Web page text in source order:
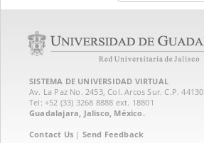
SISTEMA DE UNIVERSIDAD VIRTUAL
Av. La Paz No. 2453, Col. Arcos Sur. C.P. 44130
Tel: +52 (33) 3268 8888‏ ext. 18801
Guadalajara, Jalisco, México.
Contact Us | Send Feedback